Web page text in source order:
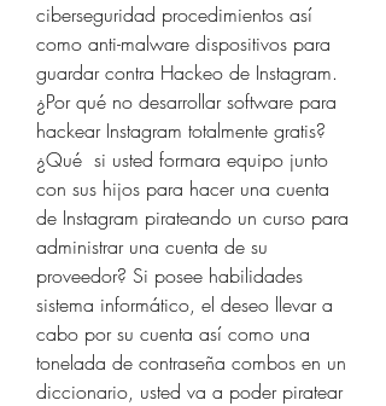
ciberseguridad procedimientos así
como anti-malware dispositivos para
guardar contra Hackeo de Instagram.
¿Por qué no desarrollar software para
hackear Instagram totalmente gratis?
¿Qué  si usted formara equipo junto
con sus hijos para hacer una cuenta
de Instagram pirateando un curso para
administrar una cuenta de su
proveedor? Si posee habilidades
sistema informático, el deseo llevar a
cabo por su cuenta así como una
tonelada de contraseña combos en un
diccionario, usted va a poder piratear